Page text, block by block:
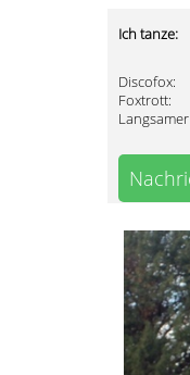
Ich tanze:
Discofox:
Foxtrott: